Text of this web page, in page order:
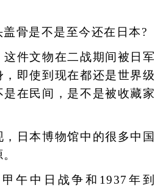
骨是不是至今还在日本?
件文物在二战期间被日军
即使到现在都还是世界级
在民间，是不是被收藏家
日本博物馆中的很多中国
中日战争和1937年到